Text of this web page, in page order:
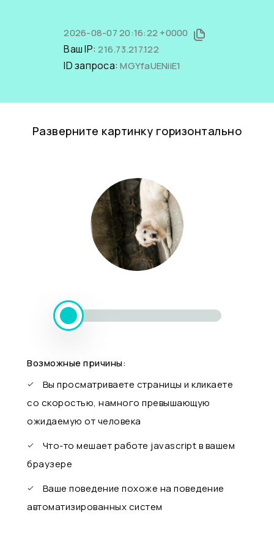
2026-08-07 20:16:22 +0000
Ваш IP:216.73.217.122
ID запроса:MGYfaUENiiE1
Разверните картинку горизонтально
Возможные причины:
Вы просматриваете страницы и кликаете
со скоростью, намного превышающую
ожидаемую от человека
Что-то мешает работе javascript в вашем
браузере
Ваше поведение похоже на поведение
автоматизированных систем